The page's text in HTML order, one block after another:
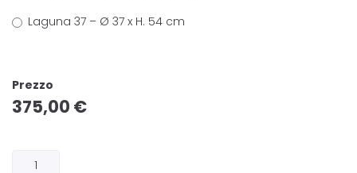
Laguna 37 – Ø 37 x H. 54 cm
Prezzo
375,00 €